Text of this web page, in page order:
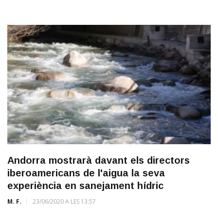
Andorra mostrarà davant els directors
iberoamericans de l'aigua la seva
experiència en sanejament hídric
M. F. 23/06/2020 A LES 13:57